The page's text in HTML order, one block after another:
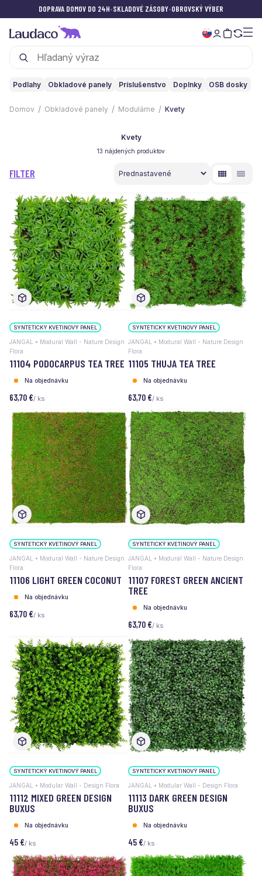
DOPRAVA DOMOV DO 24H•SKLADOVÉ ZÁSOBY•OBROVSKÝ VÝBER
Podlahy Obkladové panely Príslušenstvo Doplnky OSB dosky
Domov Obkladové panely Modulárne Kvety
Kvety
13 nájdených produktov
FILTER
SYNTETICKÝ KVETINOVÝ PANEL
JANGAL • Modural Wall - Nature Design
Flora
11104 PODOCARPUS TEA TREE
Na objednávku
63,70 €/ ks
SYNTETICKÝ KVETINOVÝ PANEL
JANGAL • Modural Wall - Nature Design
Flora
11105 THUJA TEA TREE
Na objednávku
63,70 €/ ks
SYNTETICKÝ KVETINOVÝ PANEL
JANGAL • Modural Wall - Nature Design
Flora
11106 LIGHT GREEN COCONUT
Na objednávku
63,70 €/ ks
SYNTETICKÝ KVETINOVÝ PANEL
JANGAL • Modural Wall - Nature Design
Flora
11107 FOREST GREEN ANCIENT
TREE
Na objednávku
63,70 €/ ks
SYNTETICKÝ KVETINOVÝ PANEL
JANGAL • Modular Wall - Design Flora
11112 MIXED GREEN DESIGN
BUXUS
Na objednávku
45 €/ ks
SYNTETICKÝ KVETINOVÝ PANEL
JANGAL • Modular Wall - Design Flora
11113 DARK GREEN DESIGN
BUXUS
Na objednávku
45 €/ ks